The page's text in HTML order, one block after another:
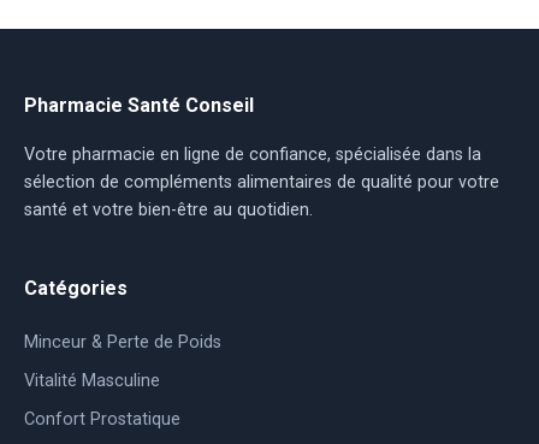
Pharmacie Santé Conseil
Votre pharmacie en ligne de confiance, spécialisée dans la
sélection de compléments alimentaires de qualité pour votre
santé et votre bien-être au quotidien.
Catégories
Minceur & Perte de Poids
Vitalité Masculine
Confort Prostatique